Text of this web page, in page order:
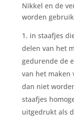
Nikkel en de
worden
in staafjes
delen van het
gedurende de
van het maken
dan niet
staafjes
uitgedrukt als